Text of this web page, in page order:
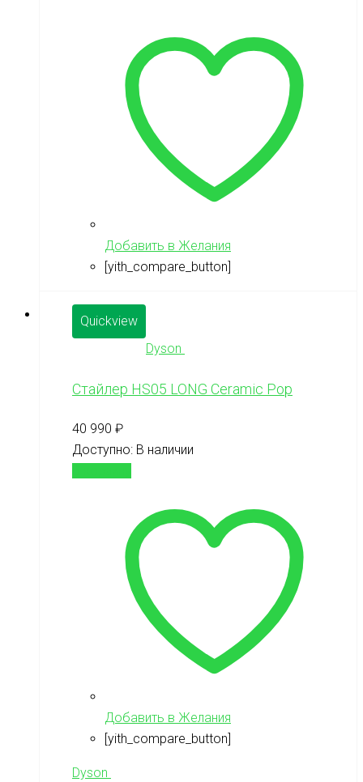
Добавить в Желания
[yith_compare_button]
Quickview
Dyson
Стайлер HS05 LONG Ceramic Pop
40 990 ₽
Доступно: В наличии
Добавить в Желания
[yith_compare_button]
Dyson